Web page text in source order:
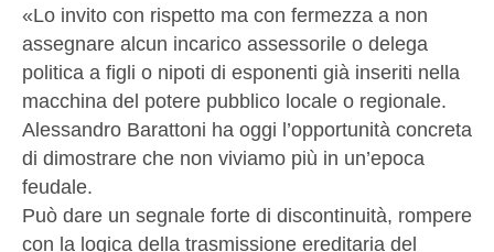
«Lo invito con rispetto ma con fermezza a non
assegnare alcun incarico assessorile o delega
politica a figli o nipoti di esponenti già inseriti nella
macchina del potere pubblico locale o regionale.
Alessandro Barattoni ha oggi l’opportunità concreta
di dimostrare che non viviamo più in un’epoca
feudale.
Può dare un segnale forte di discontinuità, rompere
con la logica della trasmissione ereditaria del